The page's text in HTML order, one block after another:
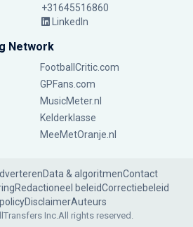
+31645516860
LinkedIn
Network
FootballCritic.com
GPFans.com
MusicMeter.nl
Kelderklasse
MeeMetOranje.nl
Data & algoritmenContact
Redactioneel beleidCorrectiebeleid
DisclaimerAuteurs
Inc.All rights reserved.